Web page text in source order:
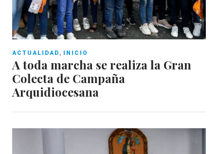
ACTUALIDAD , INICIO
A toda marcha se realiza la Gran
Colecta de Campaña
Arquidiocesana